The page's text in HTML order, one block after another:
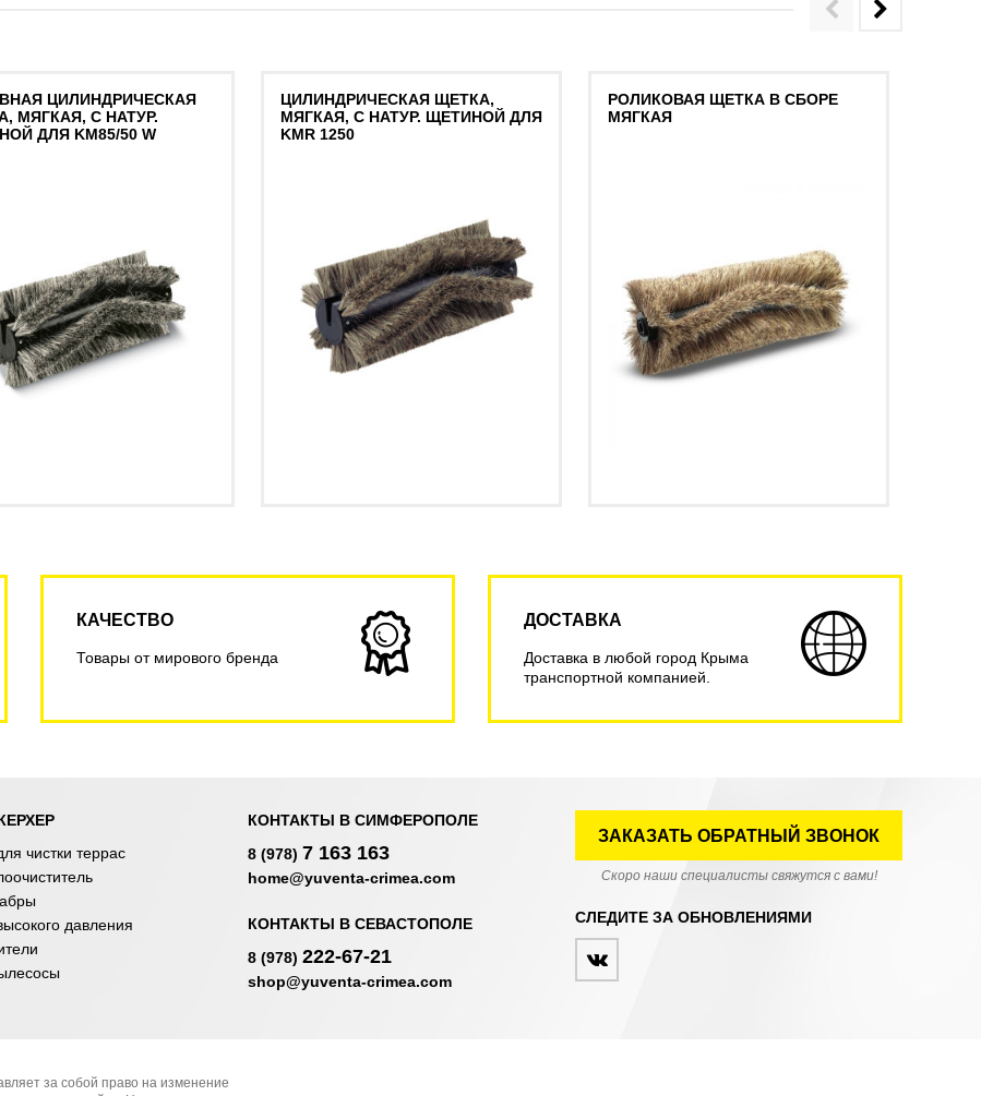
ЦИЛИНДРИЧЕСКАЯ
МЯГКАЯ, С НАТУР.
ДЛЯ KM85/50 W
ЦИЛИНДРИЧЕСКАЯ ЩЕТКА,
МЯГКАЯ, С НАТУР. ЩЕТИНОЙ ДЛЯ
KMR 1250
РОЛИКОВАЯ ЩЕТКА В СБОРЕ
МЯГКАЯ
КАЧЕСТВО
Товары от мирового бренда
ДОСТАВКА
Доставка в любой город Крыма
транспортной компанией.
чистки террас
давления
КОНТАКТЫ В СИМФЕРОПОЛЕ
8 (978) 7 163 163
home@yuventa-crimea.com
КОНТАКТЫ В СЕВАСТОПОЛЕ
8 (978) 222-67-21
shop@yuventa-crimea.com
ЗАКАЗАТЬ ОБРАТНЫЙ ЗВОНОК
Скоро наши специалисты свяжутся с вами!
СЛЕДИТЕ ЗА ОБНОВЛЕНИЯМИ
за собой право на изменение